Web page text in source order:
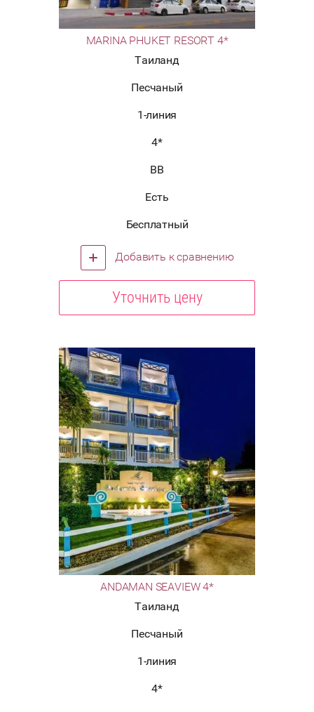
MARINA PHUKET RESORT 4*
Таиланд
Песчаный
1-линия
4*
BB
Есть
Бесплатный
Добавить к сравнению
Уточнить цену
ANDAMAN SEAVIEW 4*
Таиланд
Песчаный
1-линия
4*